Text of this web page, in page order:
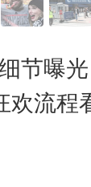
节曝
流程